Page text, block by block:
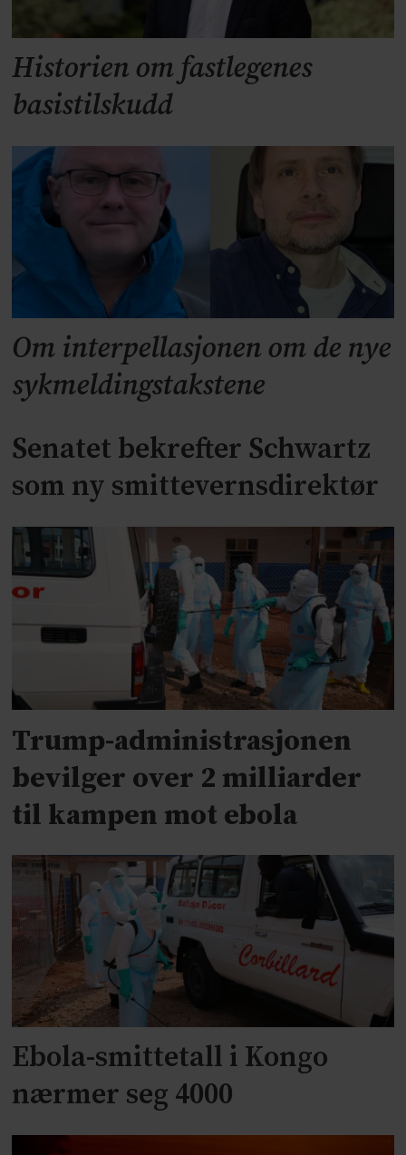
Historien om fastlegenes
basistilskudd
Om interpellasjonen om de nye
sykmeldingstakstene
Senatet bekrefter Schwartz
som ny smittevernsdirektør
Trump-administrasjonen
bevilger over 2 milliarder
til kampen mot ebola
Ebola-smittetall i Kongo
nærmer seg 4000